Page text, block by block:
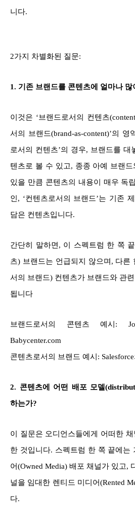
니다.
2가지 차별화된 질문:
1. 기존 브랜드를 콘텐츠에 얼마나 많
이것은 ‘브랜드로서의 컨텐츠
서의 브랜드(brand-as-content)’의 영
로서의 컨텐츠’의 경우, 브랜드를 대
텐츠로 볼 수 있고, 종종 아예 브랜
있을 만큼 콘텐츠의 내용이 매우 독
인, ‘컨텐츠로서의 브랜드’는 기존
담은 컨텐츠입니다.
간단히 말하면, 이 스펙트럼 한 쪽
츠) 브랜드는 언급되지 않으며, 다른
서의 브랜드) 컨텐츠가 브랜드와 관
됩니다
브랜드로서의 콘텐츠 예시:
Babycenter.com
콘텐츠로서의 브랜드 예시:
2. 콘텐츠에 어떤 배포 모델
하는가?
이 질문은 오디언스들에게 어떠한
한 것입니다. 스펙트럼 한 쪽 끝에는
어(Owned Media) 배포 채널가 있고,
널을 임대한 렌티드 미디어(Rented
다.